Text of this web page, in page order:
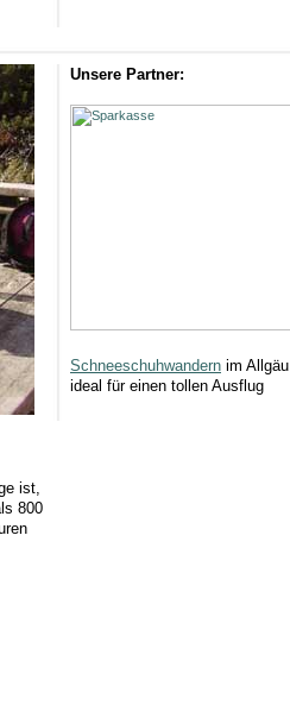
Unsere Partner:
Schneeschuhwandern im Allgäu
ideal für einen tollen Ausflug
ist,
800